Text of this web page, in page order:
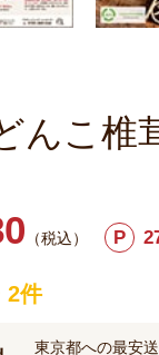
んこ椎
（税込） P
2件
東京都への最安